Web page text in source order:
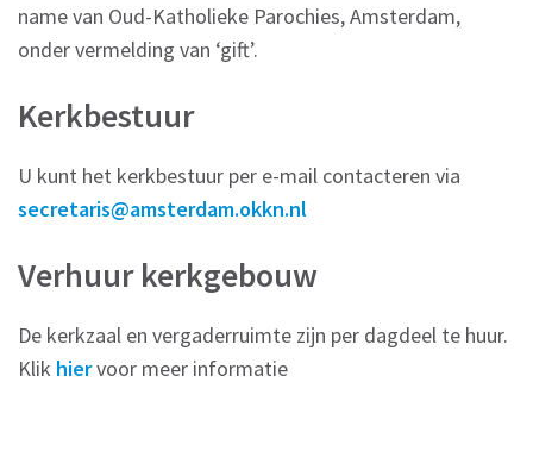
name van Oud-Katholieke Parochies, Amsterdam,
onder vermelding van ‘gift’.
Kerkbestuur
U kunt het kerkbestuur per e-mail contacteren via
secretaris@amsterdam.okkn.nl
Verhuur kerkgebouw
De kerkzaal en vergaderruimte zijn per dagdeel te huur.
Klik hiervoor meer informatie